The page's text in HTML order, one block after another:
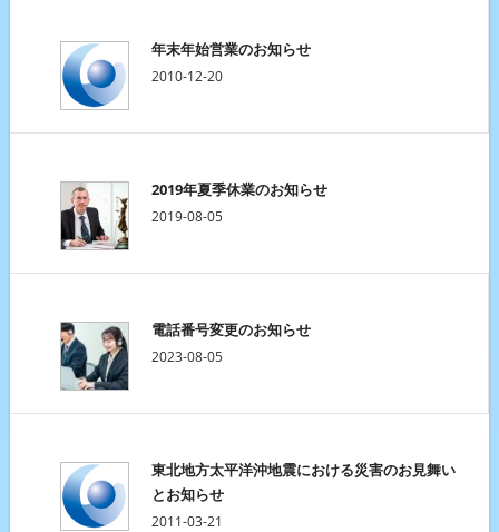
年末年始営業のお知らせ
2010-12-20
2019年夏季休業のお知らせ
2019-08-05
電話番号変更のお知らせ
2023-08-05
東北地方太平洋沖地震における災害のお見舞い
とお知らせ
2011-03-21